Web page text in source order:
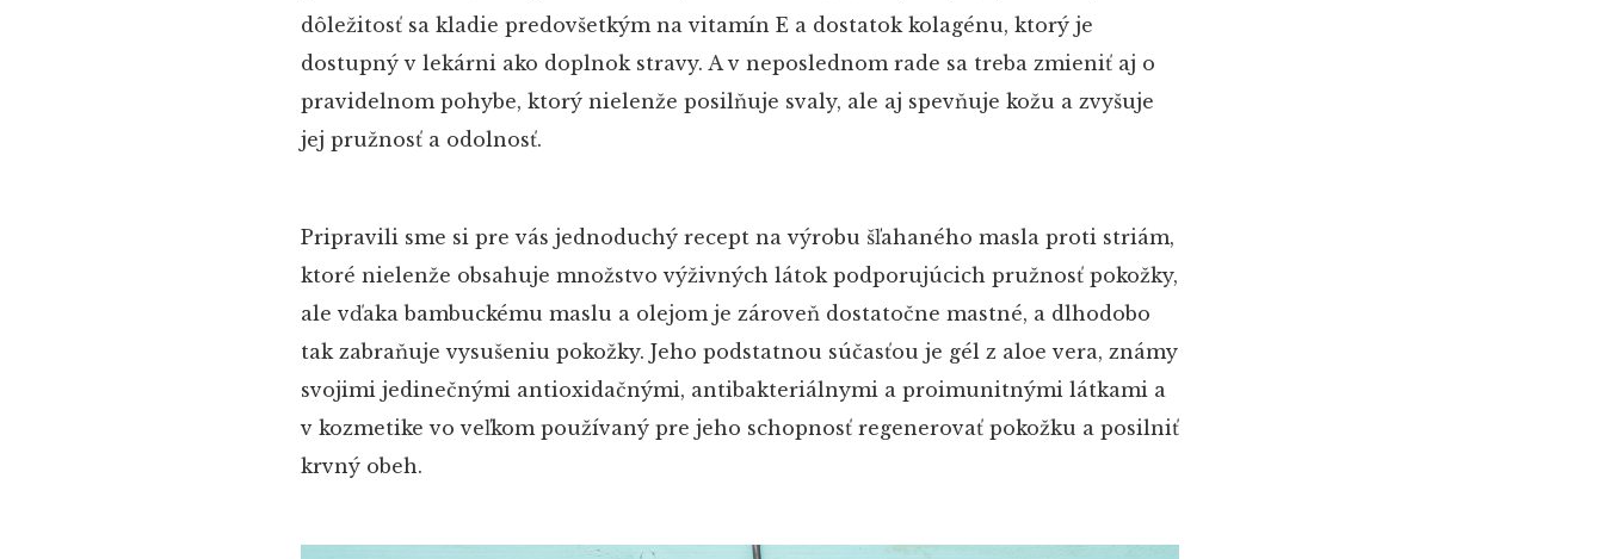
dôležitosť sa kladie predovšetkým na vitamín E a dostatok kolagénu, ktorý je
dostupný v lekárni ako doplnok stravy. A v neposlednom rade sa treba zmieniť aj o
pravidelnom pohybe, ktorý nielenže posilňuje svaly, ale aj spevňuje kožu a zvyšuje
jej pružnosť a odolnosť.
Pripravili sme si pre vás jednoduchý recept na výrobu šľahaného masla proti striám,
ktoré nielenže obsahuje množstvo výživných látok podporujúcich pružnosť pokožky,
ale vďaka bambuckému maslu a olejom je zároveň dostatočne mastné, a dlhodobo
tak zabraňuje vysušeniu pokožky. Jeho podstatnou súčasťou je gél z aloe vera, známy
svojimi jedinečnými antioxidačnými, antibakteriálnymi a proimunitnými látkami a
v kozmetike vo veľkom používaný pre jeho schopnosť regenerovať pokožku a posilniť
krvný obeh.